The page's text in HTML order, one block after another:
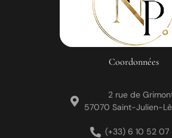
Coordonnées
2 rue de
57070 Saint-Julien-
(+33) 6 10 52 07